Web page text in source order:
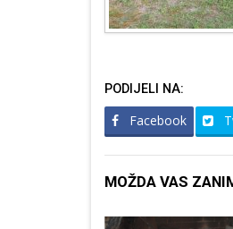
PODIJELI NA:
Facebook
MOŽDA VAS